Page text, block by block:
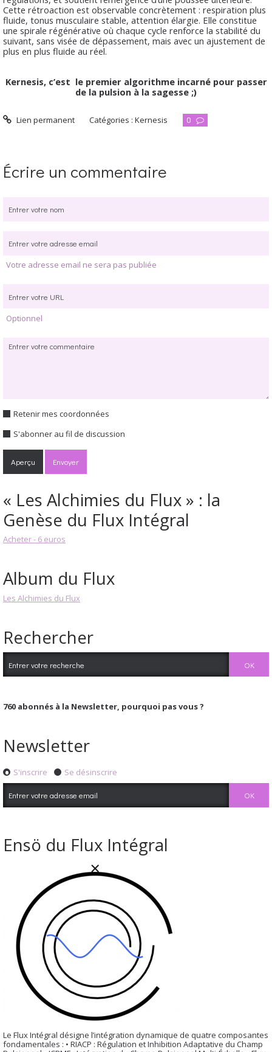
Cette rétroaction est observable concrètement : respiration plus
fluide, tonus musculaire stable, attention élargie. Elle constitue
une spirale régénérative où chaque cycle renforce la stabilité du
suivant, sans visée de dépassement, mais avec un ajustement de
plus en plus fluide au réel.
Kernesis, c’est le premier algorithme incarné pour passer
de la pulsion à la sagesse ;)
Lien permanent Catégories :Kernesis 0
Écrire un commentaire
Votre adresse email ne sera pas publiée
Optionnel
Retenir mes coordonnées
S'abonner au fil de discussion
« Les Alchimies du Flux » : la
Genèse du Flux Intégral
Acheter - 6 euros
Album du Flux
Les Alchimies du Flux
Rechercher
760 abonnés à la Newsletter, pourquoi pas vous ?
Newsletter
S'inscrire Se désinscrire
Ensö du Flux Intégral
Le Flux Intégral désigne l’intégration dynamique de quatre composantes
fondamentales : • RIACP : Régulation et Inhibition Adaptative du Champ